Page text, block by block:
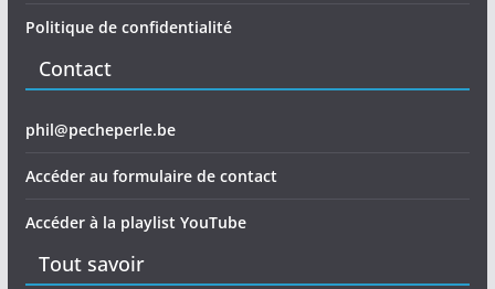
Politique de confidentialité
Contact
phil@pecheperle.be
Accéder au formulaire de contact
Accéder à la playlist YouTube
Tout savoir